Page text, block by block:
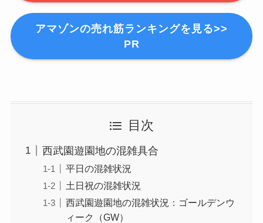
アマゾンの売れ筋ランキングを見る>>
PR
目次
西武園遊園地の混雑具合
平日の混雑状況
土日祝の混雑状況
西武園遊園地の混雑状況：ゴールデンウ
ィーク（GW）